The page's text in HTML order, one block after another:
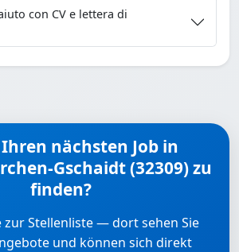
con CV e lettera di
nächsten Job in
Gschaidt (32309) zu
finden?
zur Stellenliste — dort sehen Sie
und können sich direkt